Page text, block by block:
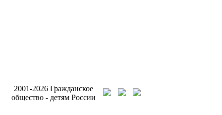
2001-2026 Гражданское
общество - детям России